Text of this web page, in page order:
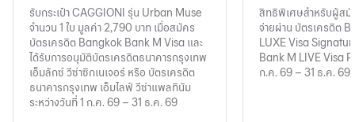
รับกระเป๋า CAGGIONI รุ่น Urban Muse
จำนวน 1 ใบ มูลค่า 2,790 บาท เมื่อสมัคร
บัตรเครดิต Bangkok Bank M Visa และ
ได้รับการอนุมัติบัตรเครดิตธนาคารกรุงเทพ
เอ็มลักซ์ วีซ่าซิกเนเจอร์ หรือ บัตรเครดิต
ธนาคารกรุงเทพ เอ็มไลฟ์ วีซ่าแพลทินัม
ระหว่างวันที่ 1 ก.ค. 69 – 31 ธ.ค. 69
สิทธิพิเศษสำหรับผู้สมั
จ่ายผ่าน บัตรเครดิต
LUXE Visa
Bank M LIVE Visa
ก.ค. 69 – 31 ธ.ค. 69